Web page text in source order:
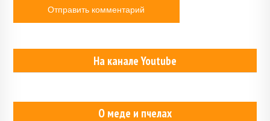
На канале Youtube
О меде и пчелах